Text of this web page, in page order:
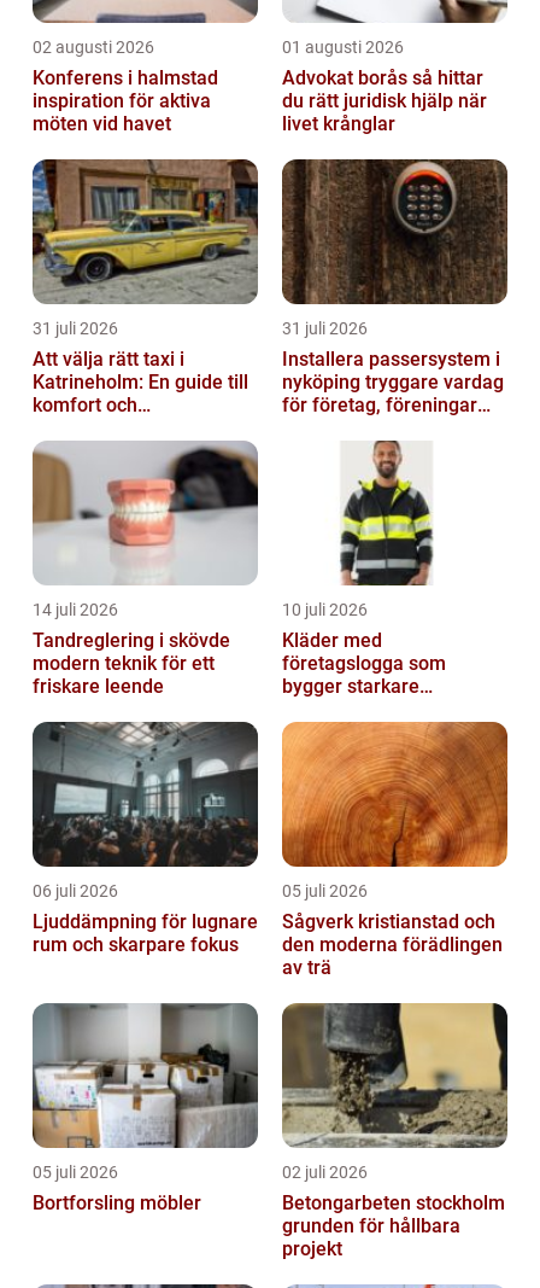
02 augusti 2026
Konferens i halmstad
inspiration för aktiva
möten vid havet
01 augusti 2026
Advokat borås så hittar
du rätt juridisk hjälp när
livet krånglar
31 juli 2026
Att välja rätt taxi i
Katrineholm: En guide till
komfort och
31 juli 2026
Installera passersystem i
nyköping tryggare vardag
för företag, föreningar
14 juli 2026
Tandreglering i skövde
modern teknik för ett
friskare leende
10 juli 2026
Kläder med
företagslogga som
bygger starkare
06 juli 2026
Ljuddämpning för lugnare
rum och skarpare fokus
05 juli 2026
Sågverk kristianstad och
den moderna förädlingen
av trä
05 juli 2026
Bortforsling möbler
02 juli 2026
Betongarbeten stockholm
grunden för hållbara
projekt